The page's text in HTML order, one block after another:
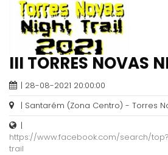
III TORRES NOVAS
| 28-08-2021 20:00:00
| Santarém (Zona Centro) - Torres
|
https://www.facebook.com/search/
trail